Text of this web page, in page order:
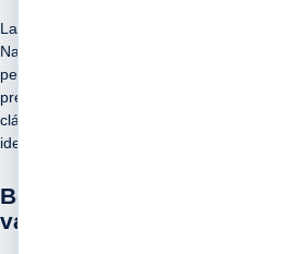
Las malteadas light sabor vainilla de la
Nabel son una alternativa deliciosa y
personas que desean disfrutar de un
preocuparse por las calorías. Estas
clásico de la vainilla con ingredientes
ideales para quienes siguen un estilo de
Beneficios de la malteada
vainilla Shelo Nabel